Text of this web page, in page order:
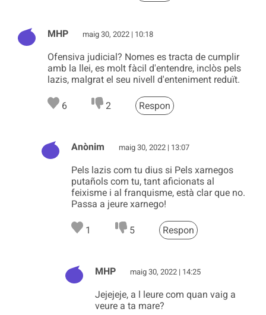
MHP maig 30, 2022 | 10:18
Ofensiva judicial? Nomes es tracta de cumplir
amb la llei, es molt fàcil d'entendre, inclòs pels
lazis, malgrat el seu nivell d'enteniment reduït.
6 2 Respon
Anònim maig 30, 2022 | 13:07
Pels lazis com tu dius si Pels xarnegos
putañols com tu, tant aficionats al
feixisme i al franquisme, està clar que no.
Passa a jeure xarnego!
1 5 Respon
MHP maig 30, 2022 | 14:25
Jejejeje, a l leure com quan vaig a
veure a ta mare?